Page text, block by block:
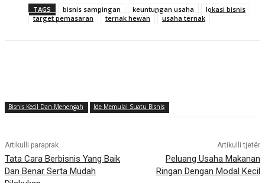
TAGS bisnis sampingan keuntungan usaha
lokasi bisnis
target pemasaran
ternak hewan usaha ternak
Bisnis Kecil Dan Menengah Ide Memulai Suatu Bisnis
Artikulli paraprak
Tata Cara Berbisnis Yang Baik
Dan Benar Serta Mudah
Artikulli tjetër
Peluang Usaha Makanan
Ringan Dengan Modal Kecil